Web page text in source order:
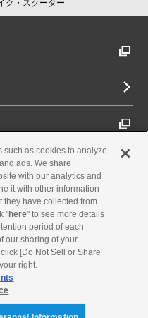
ク・スクーター
as cookies to analyze
ads. We share
with our analytics and
it with other information
they have collected from
"here" to see more details
period of each
our sharing of your
[Do Not Sell or Share
right.